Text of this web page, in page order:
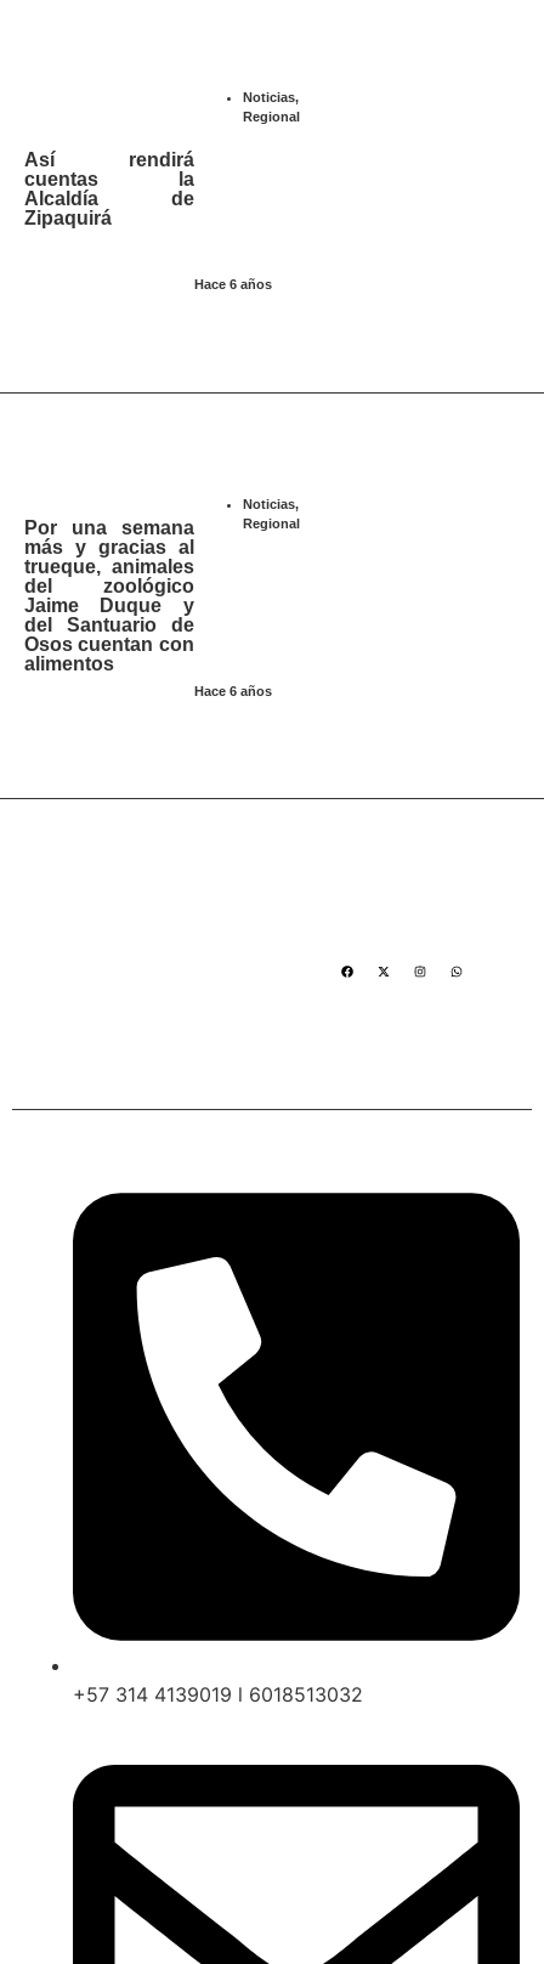
Noticias,
Regional
Hace 6 años
Así rendirá
cuentas la
Alcaldía de
Zipaquirá
Noticias,
Regional
Hace 6 años
Por una semana
más y gracias al
trueque, animales
del zoológico
Jaime Duque y
del Santuario de
Osos cuentan con
alimentos
+57 314 4139019 l 6018513032